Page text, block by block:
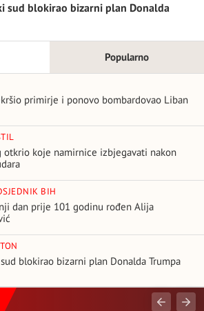
sud blokirao bizarni plan Donalda
Popularno
primirje i ponovo bombardovao Liban
otkrio koje namirnice izbjegavati nakon
BIH
dan prije 101 godinu rođen Alija
blokirao bizarni plan Donalda Trumpa